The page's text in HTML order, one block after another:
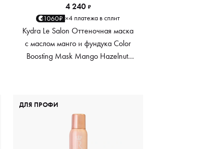
4 240 ₽
1060₽ ×4 платежа в сплит
Kydra Le Salon Оттеночная маска
с маслом манго и фундука Color
Boosting Mask Mango Hazelnut,
ДЛЯ ПРОФИ